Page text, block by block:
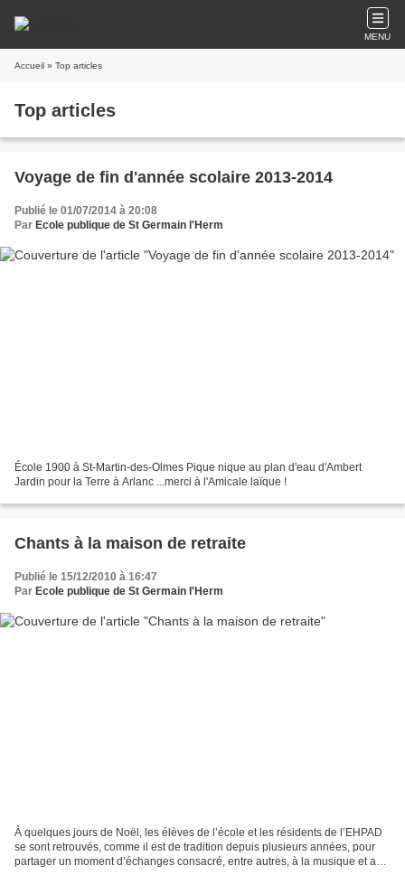
MENU
Accueil » Top articles
Top articles
Voyage de fin d'année scolaire 2013-2014
Publié le 01/07/2014 à 20:08
Par Ecole publique de St Germain l'Herm
École 1900 à St-Martin-des-Olmes Pique nique au plan d'eau d'Ambert
Jardin pour la Terre à Arlanc ...merci à l'Amicale laïque !
Chants à la maison de retraite
Publié le 15/12/2010 à 16:47
Par Ecole publique de St Germain l'Herm
À quelques jours de Noël, les élèves de l’école et les résidents de l’EHPAD
se sont retrouvés, comme il est de tradition depuis plusieurs années, pour
partager un moment d’échanges consacré, entre autres, à la musique et aux